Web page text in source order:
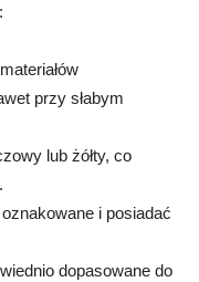
przy słabym
lub żółty, co
i posiadać
dopasowane do